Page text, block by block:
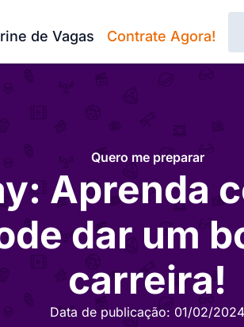
de Vagas Contrate Agora!
Quero me preparar
Aprenda
dar um
carreira!
Data de publicação: 01/02/2024